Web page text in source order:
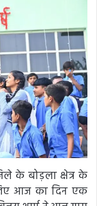
के बोड़ला क्षेत्र के
आज का दिन एक